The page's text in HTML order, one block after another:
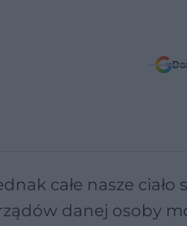
całe nasze ciało
danej osoby